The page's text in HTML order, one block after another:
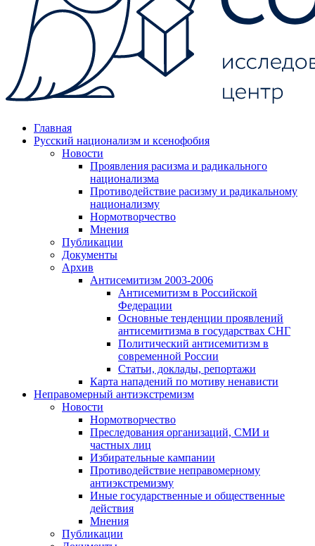
Главная
Русский национализм и ксенофобия
Новости
Проявления расизма и радикального
национализма
Противодействие расизму и радикальному
национализму
Нормотворчество
Мнения
Публикации
Документы
Архив
Антисемитизм 2003-2006
Антисемитизм в Российской
Федерации
Основные тенденции проявлений
антисемитизма в государствах СНГ
Политический антисемитизм в
современной России
Статьи, доклады, репортажи
Карта нападений по мотиву ненависти
Неправомерный антиэкстремизм
Новости
Нормотворчество
Преследования организаций, СМИ и
частных лиц
Избирательные кампании
Противодействие неправомерному
антиэкстремизму
Иные государственные и общественные
действия
Мнения
Публикации